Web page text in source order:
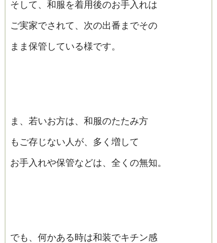
そして、和服を着用後のお手入れは
ご実家でされて、次の出番までその
まま保管している様です。
ま、若いお方は、和服のたたみ方
もご存じない人が、多く増して
お手入れや保管などは、全くの無知。
でも、何かある時は和装でキチン感